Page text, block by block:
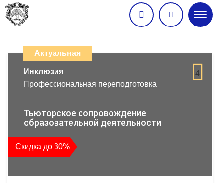
меню
дистанционных
образовательных
повышения
квалификации
и
профессиональной
Актуальная
4
Инклюзия
Профессиональная переподготовка
Тьюторское сопровождение
образовательной деятельности
Скидка до 30%